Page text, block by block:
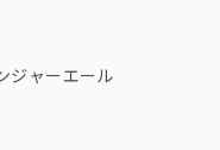
ジャーエール